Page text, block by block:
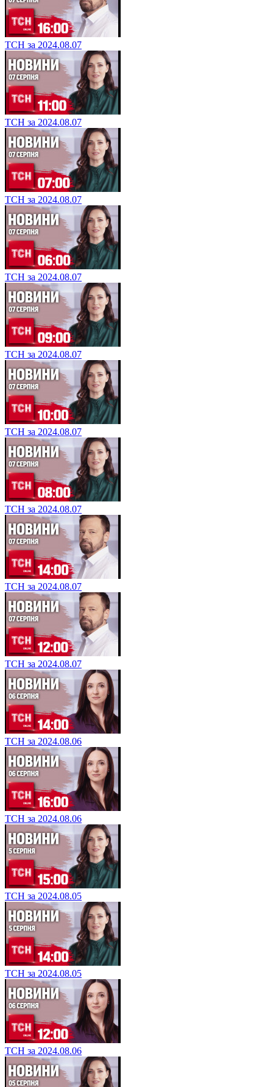
ТСН за 2024.08.07
ТСН за 2024.08.07
ТСН за 2024.08.07
ТСН за 2024.08.07
ТСН за 2024.08.07
ТСН за 2024.08.07
ТСН за 2024.08.07
ТСН за 2024.08.07
ТСН за 2024.08.07
ТСН за 2024.08.06
ТСН за 2024.08.06
ТСН за 2024.08.05
ТСН за 2024.08.05
ТСН за 2024.08.06